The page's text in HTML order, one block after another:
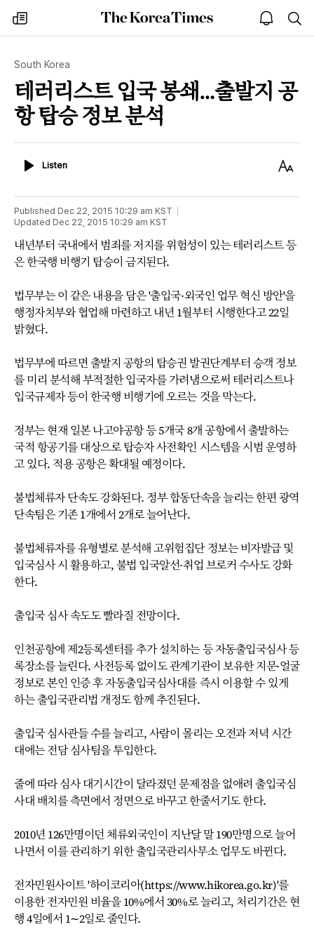
my
times
The
Korea
open
notice
South Korea
테러리스트 입국 봉쇄…출발지 공
항 탑승 정보 분석
ListenListen
Text
Published Dec 22, 2015 10:29 am KST
Updated Dec 22, 2015 10:29 am KST
내년부터 국내에서 범죄를 저지를 위험성이 있는 테러리스트 등
은 한국행 비행기 탑승이 금지된다.
법무부는 이 같은 내용을 담은 '출입국·외국인 업무 혁신 방안'을
행정자치부와 협업해 마련하고 내년 1월부터 시행한다고 22일
밝혔다.
법무부에 따르면 출발지 공항의 탑승권 발권단계부터 승객 정보
를 미리 분석해 부적절한 입국자를 가려냄으로써 테러리스트나
입국규제자 등이 한국행 비행기에 오르는 것을 막는다.
정부는 현재 일본 나고야공항 등 5개국 8개 공항에서 출발하는
국적 항공기를 대상으로 탑승자 사전확인 시스템을 시범 운영하
고 있다. 적용 공항은 확대될 예정이다.
불법체류자 단속도 강화된다. 정부 합동단속을 늘리는 한편 광역
단속팀은 기존 1개에서 2개로 늘어난다.
불법체류자를 유형별로 분석해 고위험집단 정보는 비자발급 및
입국심사 시 활용하고, 불법 입국알선·취업 브로커 수사도 강화
한다.
출입국 심사 속도도 빨라질 전망이다.
인천공항에 제2등록센터를 추가 설치하는 등 자동출입국심사 등
록장소를 늘린다. 사전등록 없이도 관계기관이 보유한 지문·얼굴
정보로 본인 인증 후 자동출입국심사대를 즉시 이용할 수 있게
하는 출입국관리법 개정도 함께 추진된다.
출입국 심사관들 수를 늘리고, 사람이 몰리는 오전과 저녁 시간
대에는 전담 심사팀을 투입한다.
줄에 따라 심사 대기시간이 달라졌던 문제점을 없애려 출입국심
사대 배치를 측면에서 정면으로 바꾸고 한줄서기도 한다.
2010년 126만명이던 체류외국인이 지난달 말 190만명으로 늘어
나면서 이를 관리하기 위한 출입국관리사무소 업무도 바뀐다.
전자민원사이트 '하이코리아(https://www.hikorea.go.kr)'를
이용한 전자민원 비율을 10%에서 30%로 늘리고, 처리기간은 현
행 4일에서 1∼2일로 줄인다.